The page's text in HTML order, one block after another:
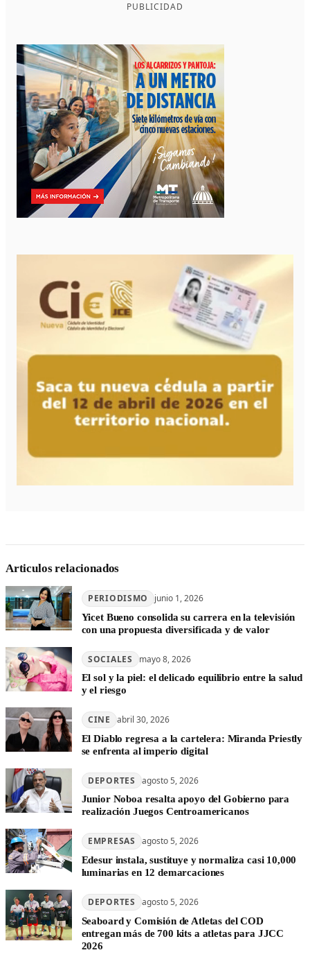
PUBLICIDAD
Articulos relacionados
PERIODISMO junio 1, 2026
Yicet Bueno consolida su carrera en la televisión
con una propuesta diversificada y de valor
SOCIALES mayo 8, 2026
El sol y la piel: el delicado equilibrio entre la salud
y el riesgo
CINE abril 30, 2026
El Diablo regresa a la cartelera: Miranda Priestly
se enfrenta al imperio digital
DEPORTES agosto 5, 2026
Junior Noboa resalta apoyo del Gobierno para
realización Juegos Centroamericanos
EMPRESAS agosto 5, 2026
Edesur instala, sustituye y normaliza casi 10,000
luminarias en 12 demarcaciones
DEPORTES agosto 5, 2026
Seaboard y Comisión de Atletas del COD
entregan más de 700 kits a atletas para JJCC
2026